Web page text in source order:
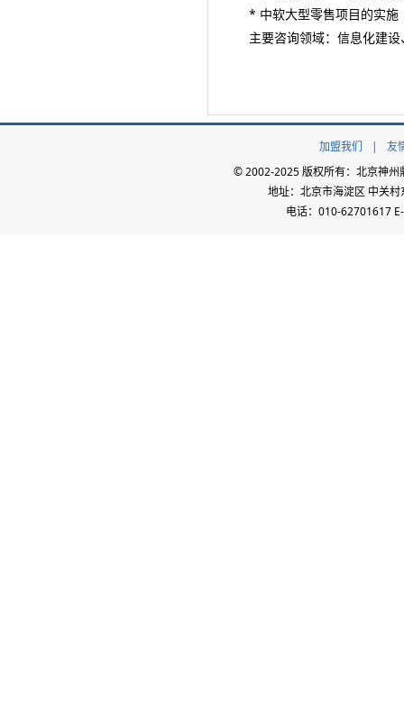
* 中软大型零售项目的实施
主要咨询领域：信息化建
加盟我们 |
友
© 2002-2025 版权所有：北京神
地址：北京市海淀区 中关
电话：010-62701617